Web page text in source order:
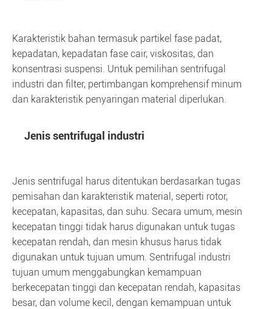
Karakteristik bahan termasuk partikel fase padat,
kepadatan, kepadatan fase cair, viskositas, dan
konsentrasi suspensi. Untuk pemilihan sentrifugal
industri dan filter, pertimbangan komprehensif minum
dan karakteristik penyaringan material diperlukan.
Jenis sentrifugal industri
Jenis sentrifugal harus ditentukan berdasarkan tugas
pemisahan dan karakteristik material, seperti rotor,
kecepatan, kapasitas, dan suhu. Secara umum, mesin
kecepatan tinggi tidak harus digunakan untuk tugas
kecepatan rendah, dan mesin khusus harus tidak
digunakan untuk tujuan umum. Sentrifugal industri
tujuan umum menggabungkan kemampuan
berkecepatan tinggi dan kecepatan rendah, kapasitas
besar, dan volume kecil, dengan kemampuan untuk